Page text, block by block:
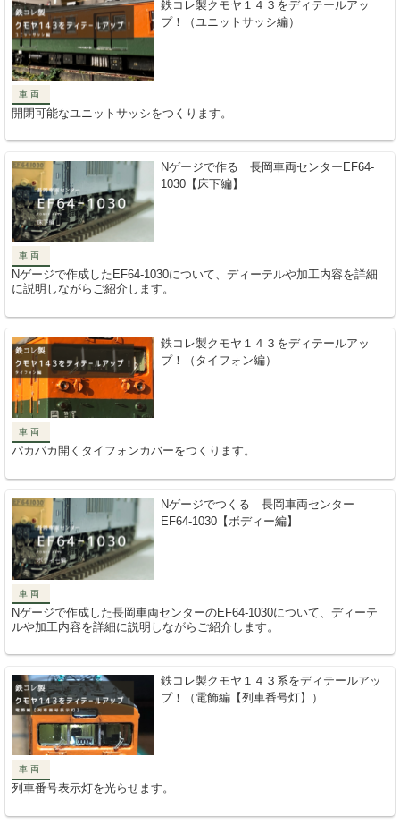
車両
鉄コレ製クモヤ１４３をディテールアッ
プ！（ユニットサッシ編）
開閉可能なユニットサッシをつくります。
車両
Nゲージで作る 長岡車両センターEF64-
1030【床下編】
Nゲージで作成したEF64-1030について、ディーテルや加工内容を詳細
に説明しながらご紹介します。
車両
鉄コレ製クモヤ１４３をディテールアッ
プ！（タイフォン編）
パカパカ開くタイフォンカバーをつくります。
車両
Nゲージでつくる 長岡車両センター
EF64-1030【ボディー編】
Nゲージで作成した長岡車両センターのEF64-1030について、ディーテ
ルや加工内容を詳細に説明しながらご紹介します。
車両
鉄コレ製クモヤ１４３系をディテールアッ
プ！（電飾編【列車番号灯】）
列車番号表示灯を光らせます。